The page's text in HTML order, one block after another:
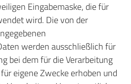
Eingabemaske, die für
wird. Die von der
werden ausschließlich für
bei dem für die Verarbeitung
eigene Zwecke erhoben und